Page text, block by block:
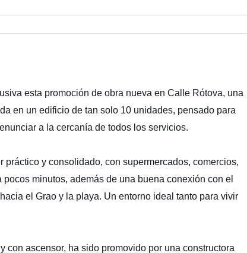
esta promoción de obra nueva en Calle Rótova, una
en un edificio de tan solo 10 unidades, pensado para
a la cercanía de todos los servicios.
práctico y consolidado, con supermercados, comercios,
minutos, además de una buena conexión con el
el Grao y la playa. Un entorno ideal tanto para vivir
con ascensor, ha sido promovido por una constructora